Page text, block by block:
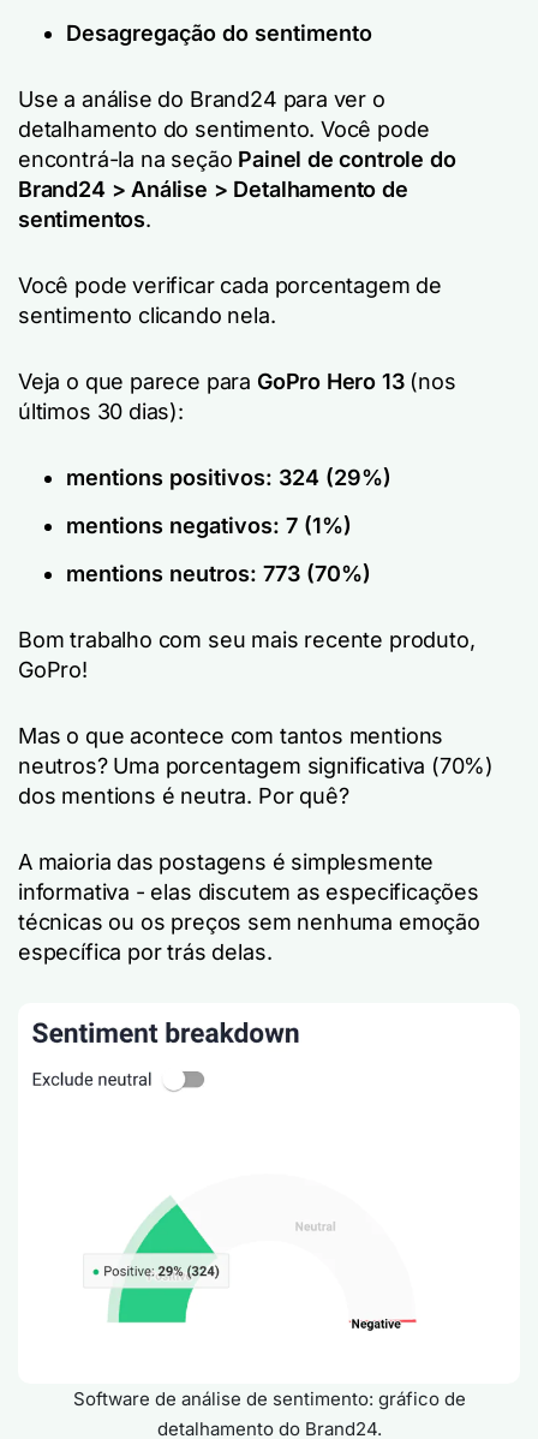
Desagregação do sentimento
Use a análise do Brand24 para ver o
detalhamento do sentimento. Você pode
encontrá-la na seção Painel de controle do
Brand24 > Análise > Detalhamento de
sentimentos.
Você pode verificar cada porcentagem de
sentimento clicando nela.
Veja o que parece para GoPro Hero 13(nos
últimos 30 dias):
mentions positivos: 324 (29%)
mentions negativos: 7 (1%)
mentions neutros: 773 (70%)
Bom trabalho com seu mais recente produto,
GoPro!
Mas o que acontece com tantos mentions
neutros? Uma porcentagem significativa (70%)
dos mentions é neutra. Por quê?
A maioria das postagens é simplesmente
informativa - elas discutem as especificações
técnicas ou os preços sem nenhuma emoção
específica por trás delas.
Software de análise de sentimento: gráfico de
detalhamento do Brand24.